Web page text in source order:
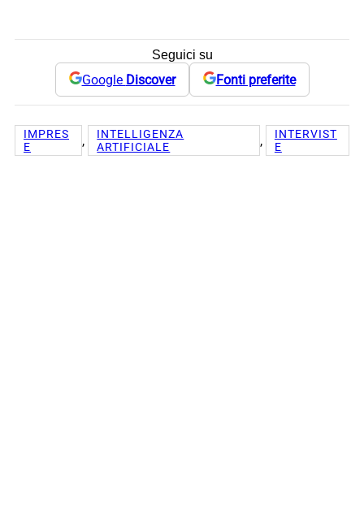
Seguici su
Google Discover Fonti preferite
IMPRES
E
,
INTELLIGENZA
ARTIFICIALE
,
INTERVIST
E